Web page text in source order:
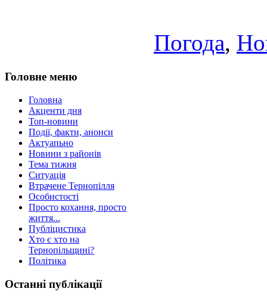
Погода,
Головне меню
Головна
Акценти дня
Топ-новини
Події, факти, анонси
Актуапьно
Новини з районів
Тема тижня
Ситуація
Втрачене Тернопілля
Особистості
Просто кохання, просто
життя...
Публіцистика
Хто є хто на
Тернопільщині?
Політика
Останні публікації